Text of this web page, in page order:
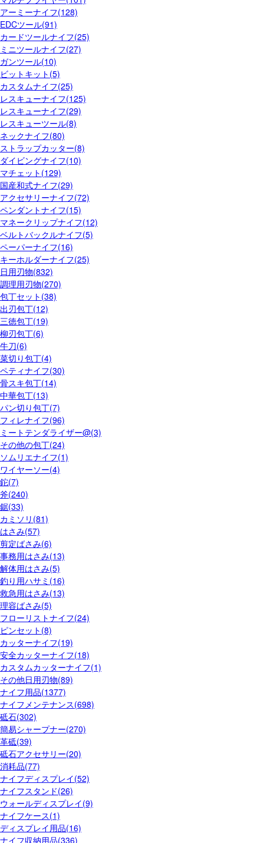
アーミーナイフ(128)
EDCツール(91)
カードツールナイフ(25)
ミニツールナイフ(27)
ガンツール(10)
ビットキット(5)
カスタムナイフ(25)
レスキューナイフ(125)
レスキューナイフ(29)
レスキューツール(8)
ネックナイフ(80)
ストラップカッター(8)
ダイビングナイフ(10)
マチェット(129)
国産和式ナイフ(29)
アクセサリーナイフ(72)
ペンダントナイフ(15)
マネークリップナイフ(12)
ベルトバックルナイフ(5)
ペーパーナイフ(16)
キーホルダーナイフ(25)
日用刃物(832)
調理用刃物(270)
包丁セット(38)
出刃包丁(12)
三徳包丁(19)
柳刃包丁(6)
牛刀(6)
菜切り包丁(4)
ペティナイフ(30)
骨スキ包丁(14)
中華包丁(13)
パン切り包丁(7)
フィレナイフ(96)
ミートテンダライザー@(3)
その他の包丁(24)
ソムリエナイフ(1)
ワイヤーソー(4)
鉈(7)
斧(240)
鋸(33)
カミソリ(81)
はさみ(57)
剪定ばさみ(6)
事務用はさみ(13)
解体用はさみ(5)
釣り用ハサミ(16)
救急用はさみ(13)
理容ばさみ(5)
フローリストナイフ(24)
ピンセット(8)
カッターナイフ(19)
安全カッターナイフ(18)
カスタムカッターナイフ(1)
その他日用刃物(89)
ナイフ用品(1377)
ナイフメンテナンス(698)
砥石(302)
簡易シャープナー(270)
革砥(39)
砥石アクセサリー(20)
消耗品(77)
ナイフディスプレイ(52)
ナイフスタンド(26)
ウォールディスプレイ(9)
ナイフケース(1)
ディスプレイ用品(16)
ナイフ収納用品(336)